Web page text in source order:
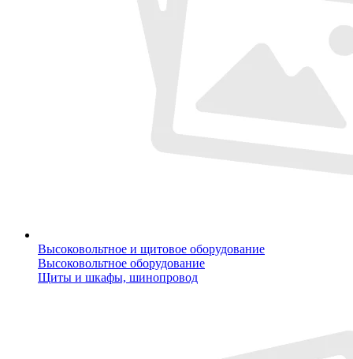
Высоковольтное и щитовое оборудование
Высоковольтное оборудование
Щиты и шкафы, шинопровод